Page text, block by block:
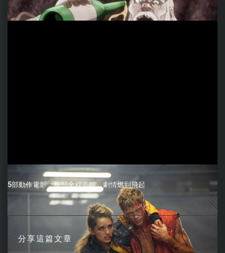
5部動作電影，每部全程高能，劇情燃到飛起
分享這篇文章